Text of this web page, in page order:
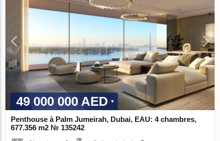
49 000 000 AED
Penthouse à Palm Jumeirah, Dubai, EAU: 4 chambres,
677.356 m2 № 135242